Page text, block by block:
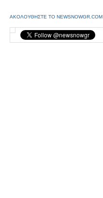
ΑΚΟΛΟΥΘΗΣΤΕ ΤΟ NEWSNOWGR.COM